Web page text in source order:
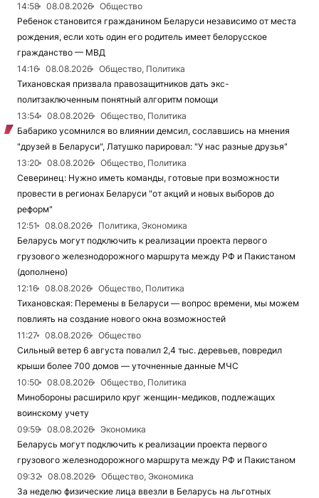
14:58
08.08.2026
Общество
Ребенок становится гражданином Беларуси независимо от места
рождения, если хоть один его родитель имеет белорусское
гражданство — МВД
14:16
08.08.2026
Общество, Политика
Тихановская призвала правозащитников дать экс-
политзаключенным понятный алгоритм помощи
13:54
08.08.2026
Общество, Политика
Бабарико усомнился во влиянии демсил, сославшись на мнения
"друзей в Беларуси", Латушко парировал: "У нас разные друзья"
13:20
08.08.2026
Общество, Политика
Северинец: Нужно иметь команды, готовые при возможности
провести в регионах Беларуси "от акций и новых выборов до
реформ"
12:51
08.08.2026
Политика, Экономика
Беларусь могут подключить к реализации проекта первого
грузового железнодорожного маршрута между РФ и Пакистаном
(дополнено)
12:16
08.08.2026
Общество, Политика
Тихановская: Перемены в Беларуси — вопрос времени, мы можем
повлиять на создание нового окна возможностей
11:27
08.08.2026
Общество
Сильный ветер 6 августа повалил 2,4 тыс. деревьев, повредил
крыши более 700 домов — уточненные данные МЧС
10:50
08.08.2026
Общество, Политика
Минобороны расширило круг женщин-медиков, подлежащих
воинскому учету
09:59
08.08.2026
Экономика
Беларусь могут подключить к реализации проекта первого
грузового железнодорожного маршрута между РФ и Пакистаном
09:32
08.08.2026
Общество, Экономика
За неделю физические лица ввезли в Беларусь на льготных